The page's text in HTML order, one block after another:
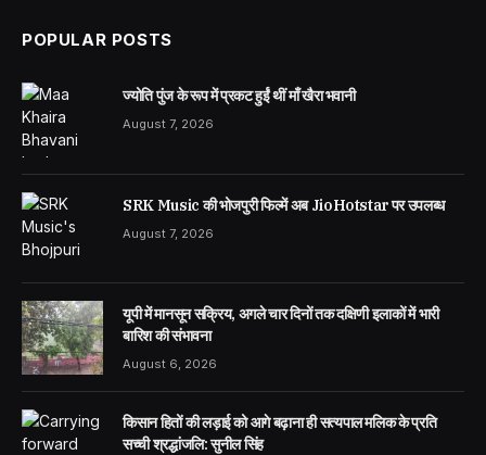
POPULAR POSTS
ज्योति पुंज के रूप में प्रकट हुईं थीं माँ खैरा भवानी
August 7, 2026
SRK Music की भोजपुरी फिल्में अब JioHotstar पर उपलब्ध
August 7, 2026
यूपी में मानसून सक्रिय, अगले चार दिनों तक दक्षिणी इलाकों में भारी
बारिश की संभावना
August 6, 2026
किसान हितों की लड़ाई को आगे बढ़ाना ही सत्यपाल मलिक के प्रति
सच्ची श्रद्धांजलि: सुनील सिंह